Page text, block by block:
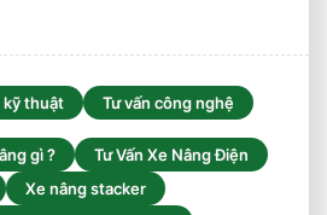
kỹ thuật Tư vấn công nghệ
gì ?
Tư Vấn Xe Nâng Điện
Xe nâng stacker